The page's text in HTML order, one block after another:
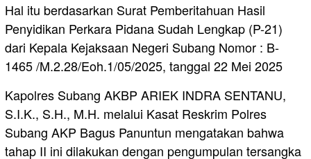
Hal itu berdasarkan Surat Pemberitahuan Hasil
Penyidikan Perkara Pidana Sudah Lengkap (P-21)
dari Kepala Kejaksaan Negeri Subang Nomor : B-
1465 /M.2.28/Eoh.1/05/2025, tanggal 22 Mei 2025
Kapolres Subang AKBP ARIEK INDRA SENTANU,
S.I.K., S.H., M.H. melalui Kasat Reskrim Polres
Subang AKP Bagus Panuntun mengatakan bahwa
tahap II ini dilakukan dengan pengumpulan tersangka